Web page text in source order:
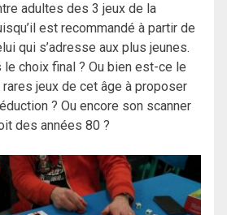
adultes des 3 jeux de la
est recommandé à partir de
qui s’adresse aux plus jeunes.
le choix final ? Ou bien est-ce le
jeux de cet âge à proposer
? Ou encore son scanner
des années 80 ?